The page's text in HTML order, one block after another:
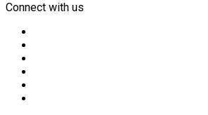
Connect with us